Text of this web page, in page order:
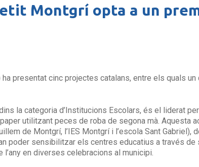
Montgrí opta a un
ha presentat cinc projectes catalans, entre els quals
la categoria d’Institucions Escolars, és el liderat
utilitzant peces de roba de segona mà. Aquesta
de Montgrí, l’IES Montgrí i l’escola Sant Gabriel),
poder sensibilitzar els centres educatius a través
en diverses celebracions al municipi.